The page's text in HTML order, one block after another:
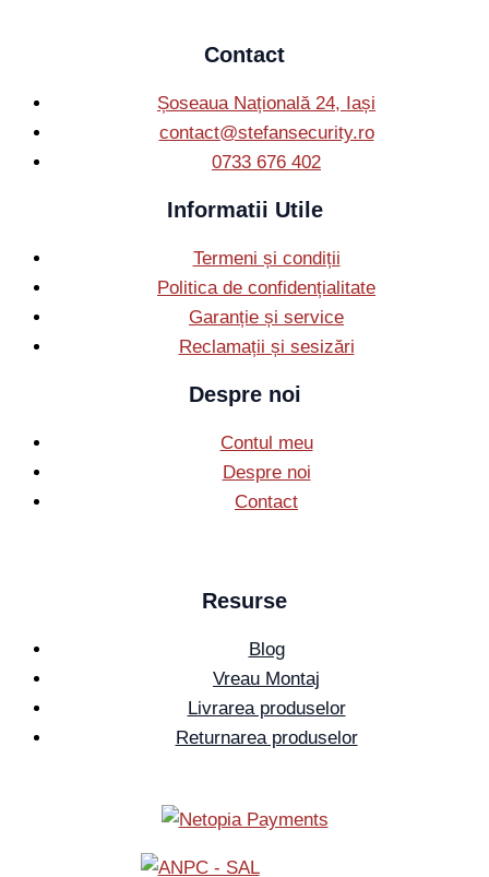
Contact
Șoseaua Națională 24, Iași
contact@stefansecurity.ro
0733 676 402
Informatii Utile
Termeni și condiții
Politica de confidențialitate
Garanție și service
Reclamații și sesizări
Despre noi
Contul meu
Despre noi
Contact
Resurse
Blog
Vreau Montaj
Livrarea produselor
Returnarea produselor